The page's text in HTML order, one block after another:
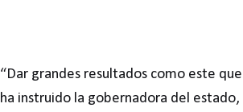
“Dar grandes resultados como este
ha instruido la gobernadora del estado,